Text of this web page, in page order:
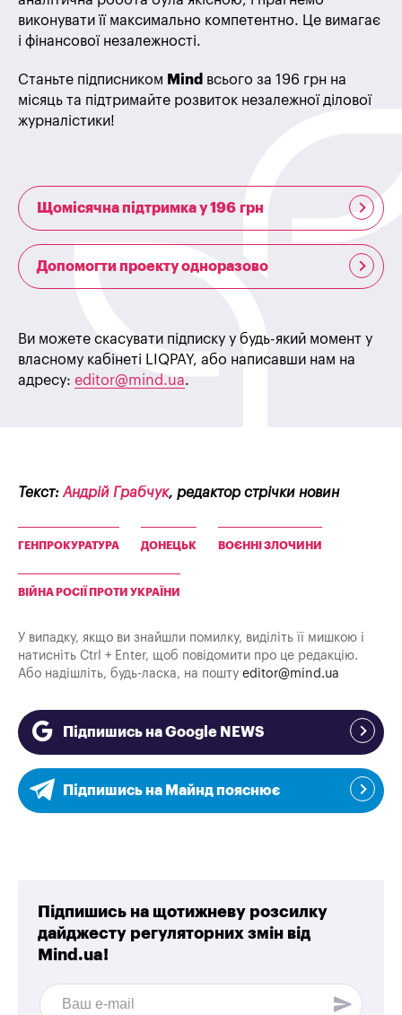
виконувати її максимально компетентно. Це вимагає
і фінансової незалежності.
Станьте підписником Mind всього за 196 грн на
місяць та підтримайте розвиток незалежної ділової
журналістики!
Щомісячна підтримка у 196 грн
Допомогти проекту одноразово
Ви можете скасувати підписку у будь-який момент у
власному кабінеті LIQPAY, або написавши нам на
адресу: editor@mind.ua.
Текст:Андрій Грабчук, редактор стрічки новин
ГЕНПРОКУРАТУРА ДОНЕЦЬК ВОЄННІ ЗЛОЧИНИ
ВІЙНА РОСІЇ ПРОТИ УКРАЇНИ
У випадку, якщо ви знайшли помилку, виділіть її мишкою і
натисніть Ctrl + Enter, щоб повідомити про це редакцію.
Або надішліть, будь-ласка, на пошту editor@mind.ua
Підпишись на Google NEWS
Підпишись на Майнд пояснює
Підпишись на щотижневу розсилку
дайджесту регуляторних змін від
Mind.ua!